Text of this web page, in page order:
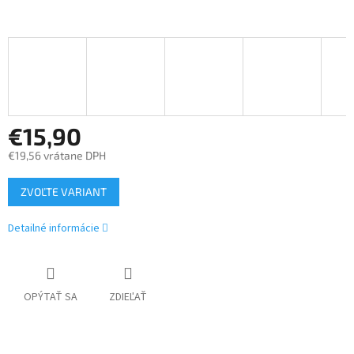
€15,90
€19,56 vrátane DPH
Jednotková
cena:
ZVOĽTE VARIANT
Detailné informácie
OPÝTAŤ SA ZDIEĽAŤ